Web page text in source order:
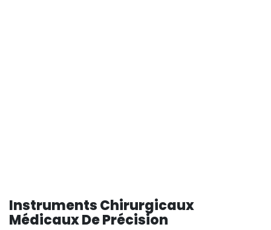
Instruments Chirurgicaux
Médicaux De Précision